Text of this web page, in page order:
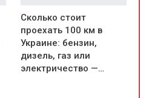
Сколько стоит
проехать 100 км в
Украине: бензин,
дизель, газ или
электричество —…